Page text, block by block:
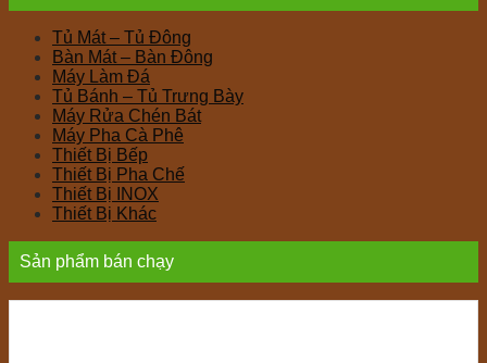
Tủ Mát – Tủ Đông
Bàn Mát – Bàn Đông
Máy Làm Đá
Tủ Bánh – Tủ Trưng Bày
Máy Rửa Chén Bát
Máy Pha Cà Phê
Thiết Bị Bếp
Thiết Bị Pha Chế
Thiết Bị INOX
Thiết Bị Khác
Sản phẩm bán chạy